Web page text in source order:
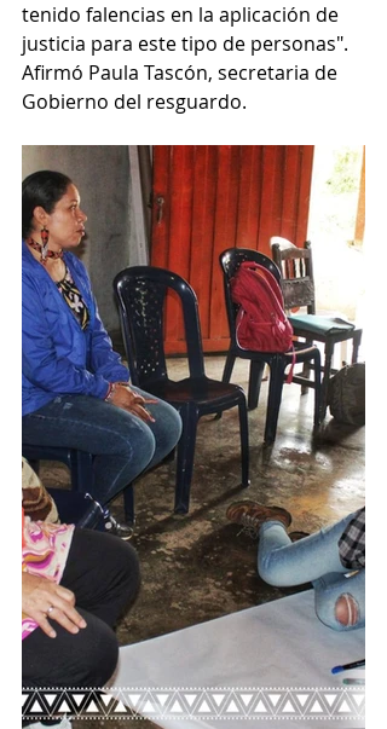
tenido falencias en la aplicación de
justicia para este tipo de personas".
Afirmó Paula Tascón, secretaria de
Gobierno del resguardo.